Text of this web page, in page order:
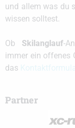
und allem was du
wissen solltest.
Ob Skilanglauf-
immer ein offenes
das
Partner